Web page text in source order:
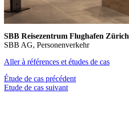
SBB Reisezentrum Flughafen Zürich
SBB AG, Personenverkehr
Aller à références et études de cas
Étude de cas précédent
Etude de cas suivant